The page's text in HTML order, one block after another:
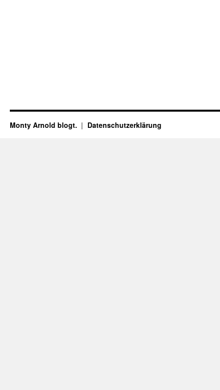
Monty Arnold blogt. Datenschutz­erklärung